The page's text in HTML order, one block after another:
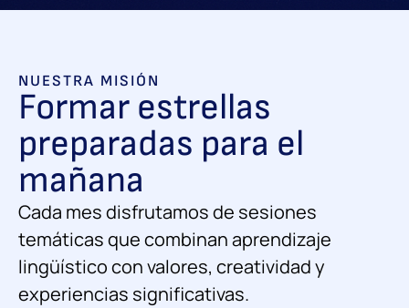
NUESTRA MISIÓN
Formar estrellas
preparadas para el
mañana
Cada mes disfrutamos de sesiones
temáticas que combinan aprendizaje
lingüístico con valores, creatividad y
experiencias significativas.